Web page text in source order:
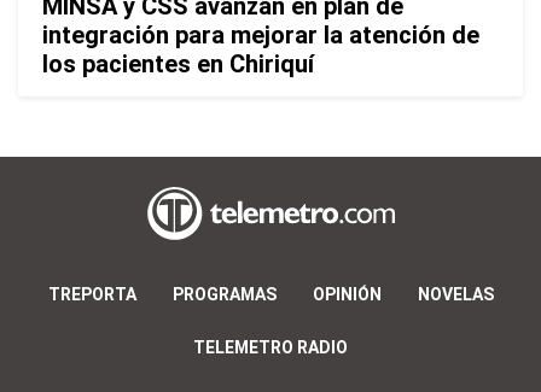
MINSA y CSS avanzan en plan de
integración para mejorar la atención de
los pacientes en Chiriquí
TREPORTA PROGRAMAS OPINIÓN NOVELAS
TELEMETRO RADIO